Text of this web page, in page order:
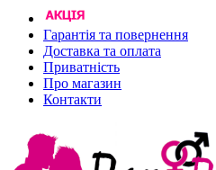
Гарантія та повернення
Доставка та оплата
Приватність
Про магазин
Контакти